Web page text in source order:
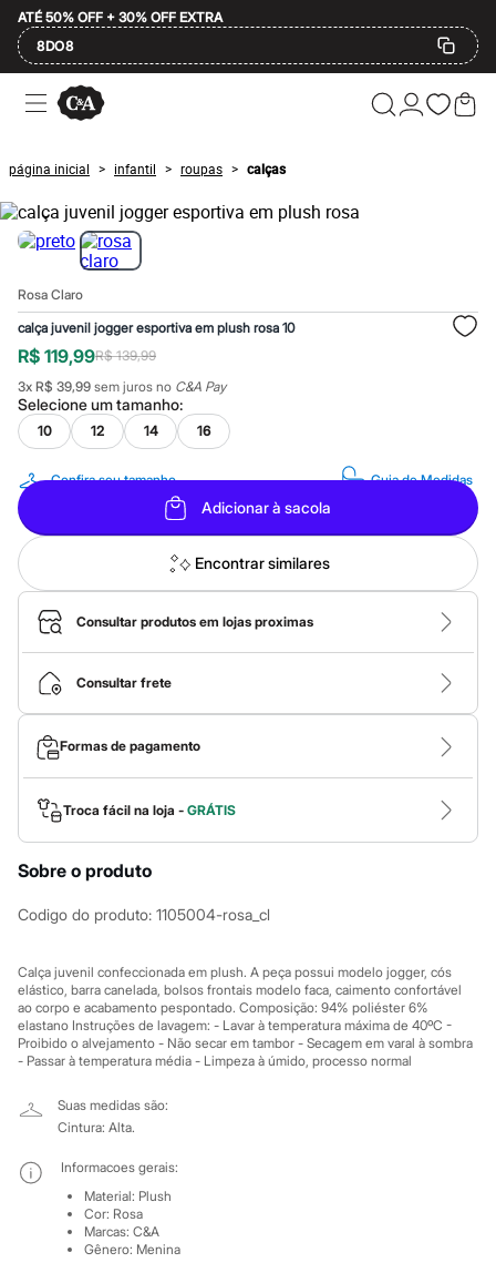
ATÉ 50% OFF + 30% OFF EXTRA
8DO8
Ofertas
Compre por Departamento
Masculino
Infantil
Calçados
Plus Size
2 calçados por R$189
2 peças por R$199
3 itens de beleza por R$129
Até 20% off
Até 40% off
Até 60% off
A partir de 60% off
Feminino
Em alta
Inverno
Novidades
Roupas
Blusas e Camisetas
Básicos
Calças
Casacos e Jaquetas
Jeans
Macacões
Saias
Shorts e Bermudas
Vestidos
Acessórios
Bolsas
Bonés e Chapéus
Bijoux
Cintos
Óculos
Relógios
Calçados
Botas
Chinelos
Sandálias
Marcas
City
Clock House
Mindset
Sawary
Moda esportiva
Acessórios
Blusas
Calçados
Leggings
Shorts e Bermudas
Moda íntima
Calcinhas
página inicial > infantil > roupas > calças
Rosa Claro
calça juvenil jogger esportiva em plush rosa 10
R$ 119,99R$ 139,99
3x R$ 39,99 sem juros no C&A Pay
Selecione umtamanho:
10 12 14 16
Confira seu tamanho Guia de Medidas
Adicionar à sacola
Encontrar similares
Consultar produtos em lojas proximas
Consultar frete
Formas de pagamento
Troca fácil na loja - GRÁTIS
Sobre o produto
Codigo do produto: 1105004-rosa_cl
Calça juvenil confeccionada em plush. A peça possui modelo jogger, cós
elástico, barra canelada, bolsos frontais modelo faca, caimento confortável
ao corpo e acabamento pespontado. Composição: 94% poliéster 6%
elastano Instruções de lavagem: - Lavar à temperatura máxima de 40ºC -
Proibido o alvejamento - Não secar em tambor - Secagem em varal à sombra
- Passar à temperatura média - Limpeza à úmido, processo normal
Suas medidas são:
Cintura: Alta.
Informacoes gerais:
Material: Plush
Cor: Rosa
Marcas: C&A
Gênero: Menina